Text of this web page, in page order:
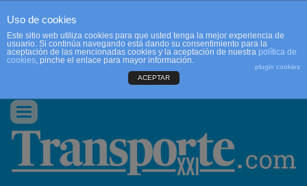
CONTACTO
Conmutar
navegación
Uso de cookies
Este sitio web utiliza cookies para que usted tenga la mejor experiencia de
usuario. Si continúa navegando está dando su consentimiento para la
aceptación de las mencionadas cookies y la aceptación de nuestra política de
cookies, pinche el enlace para mayor información.
plugin cookies
ACEPTAR